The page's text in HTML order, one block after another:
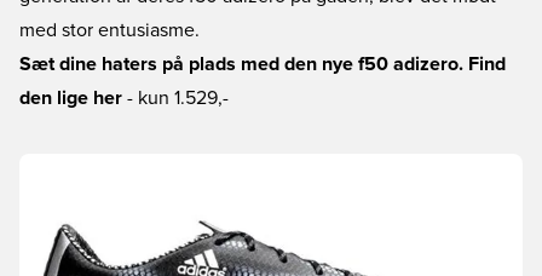
med stor entusiasme.
Sæt dine haters på plads med den nye f50 adizero. Find
den lige her - kun 1.529,-